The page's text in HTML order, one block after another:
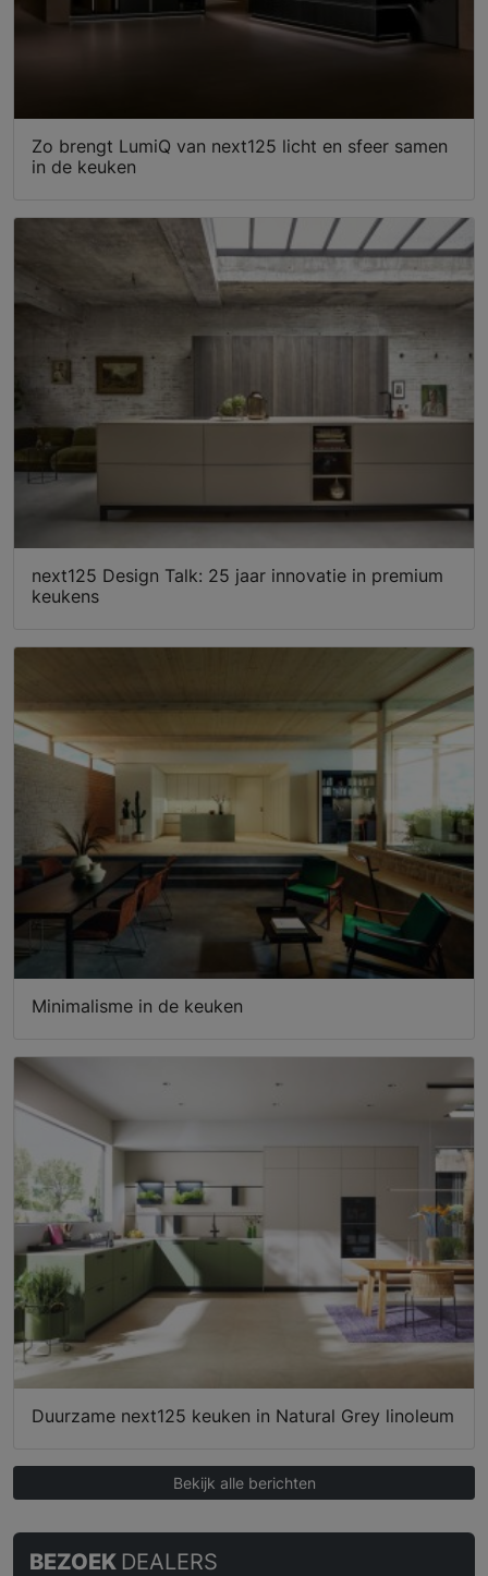
Zo brengt LumiQ van next125 licht en sfeer samen
in de keuken
next125 Design Talk: 25 jaar innovatie in premium
keukens
Minimalisme in de keuken
Duurzame next125 keuken in Natural Grey linoleum
Bekijk alle berichten
BEZOEK DEALERS